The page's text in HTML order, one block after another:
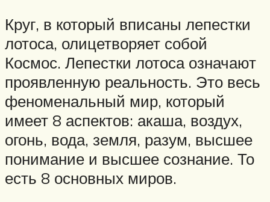
Круг, в который вписаны лепестки
лотоса, олицетворяет собой
Космос. Лепестки лотоса означают
проявленную реальность. Это весь
феноменальный мир, который
имеет 8 аспектов: акаша, воздух,
огонь, вода, земля, разум, высшее
понимание и высшее сознание. То
есть 8 основных миров.